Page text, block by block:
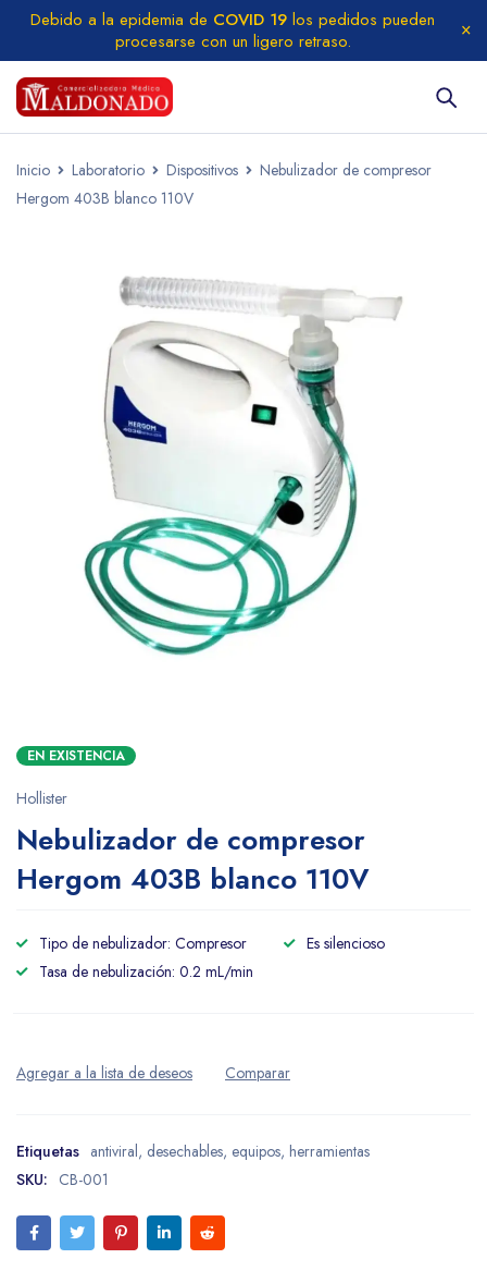
Debido a la epidemia de COVID 19 los pedidos pueden
procesarse con un ligero retraso.
Inicio Laboratorio Dispositivos
Nebulizador de compresor
Hergom 403B blanco 110V
EN EXISTENCIA
Hollister
Nebulizador de compresor
Hergom 403B blanco 110V
Tipo de nebulizador: Compresor
Es silencioso
Tasa de nebulización: 0.2 mL/min
Etiquetas antiviral, desechables, equipos, herramientas
SKU: CB-001